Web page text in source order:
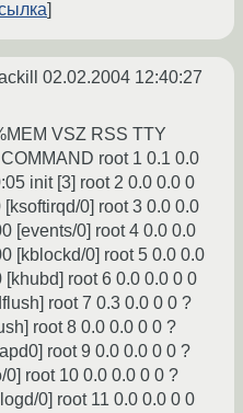
02.02.2004 12:40:27
VSZ RSS TTY
root 1 0.1 0.0
init [3] root 2 0.0 0.0 0
0] root 3 0.0 0.0
[events/0] root 4 0.0 0.0
[kblockd/0] root 5 0.0 0.0
root 6 0.0 0.0 0 0
root 7 0.3 0.0 0 0 ?
root 8 0.0 0.0 0 0 ?
root 9 0.0 0.0 0 0 ?
root 10 0.0 0.0 0 0 ?
0] root 11 0.0 0.0 0 0